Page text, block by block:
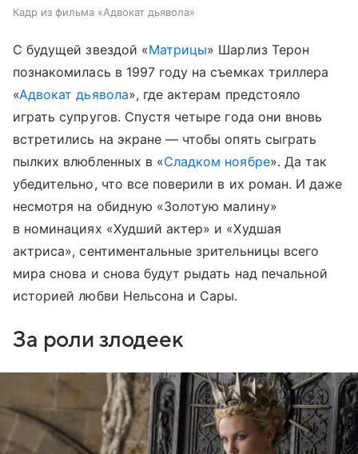
Кадр из фильма «Адвокат дьявола»
С будущей звездой «Матрицы» Шарлиз Терон
познакомилась в 1997 году на съемках триллера
«Адвокат дьявола», где актерам предстояло
играть супругов. Спустя четыре года они вновь
встретились на экране — чтобы опять сыграть
пылких влюбленных в «Сладком ноябре». Да так
убедительно, что все поверили в их роман. И даже
несмотря на обидную «Золотую малину»
в номинациях «Худший актер» и «Худшая
актриса», сентиментальные зрительницы всего
мира снова и снова будут рыдать над печальной
историей любви Нельсона и Сары.
За роли злодеек